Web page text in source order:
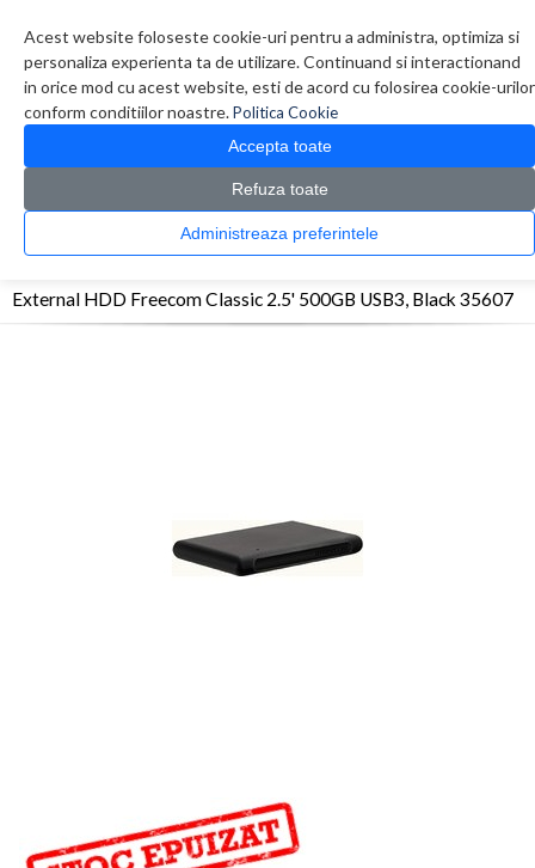
Acest website foloseste cookie-uri pentru a administra, optimiza si
personaliza experienta ta de utilizare. Continuand si interactionand
in orice mod cu acest website, esti de acord cu folosirea cookie-urilor
conform conditiilor noastre.Politica Cookie
Accepta toate
Refuza toate
Administreaza preferintele
0 produs(e)
CATALOG PRODUSE
Componente PC > HDD Extern > External HDD Freecom Classic 2.5'
External HDD Freecom Classic 2.5' 500GB USB3, Black 35607